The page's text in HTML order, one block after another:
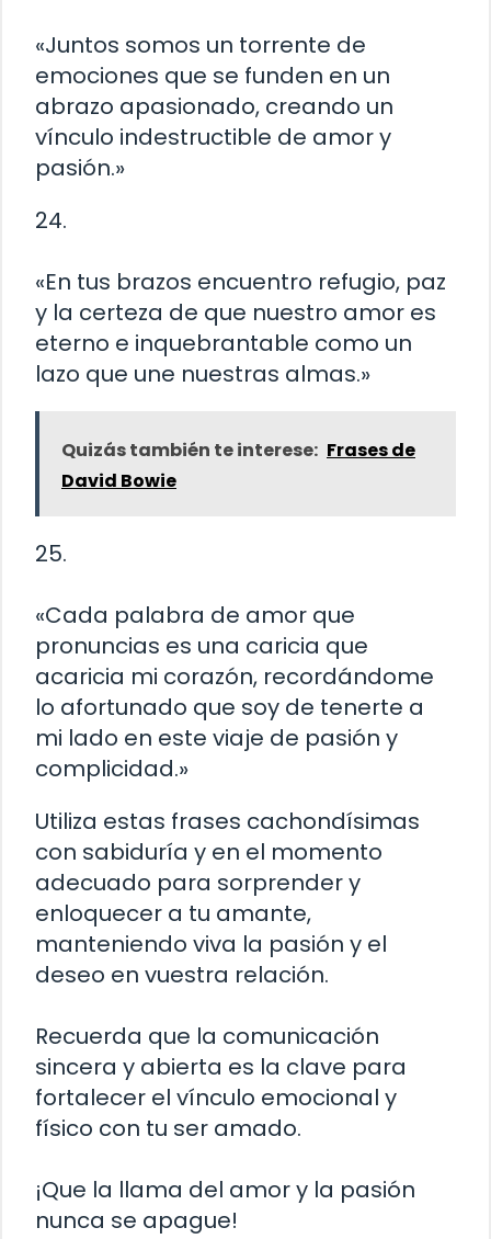
«Juntos somos un torrente de
emociones que se funden en un
abrazo apasionado, creando un
vínculo indestructible de amor y
pasión.»
24.
«En tus brazos encuentro refugio, paz
y la certeza de que nuestro amor es
eterno e inquebrantable como un
lazo que une nuestras almas.»
Quizás también te interese: Frases de
David Bowie
25.
«Cada palabra de amor que
pronuncias es una caricia que
acaricia mi corazón, recordándome
lo afortunado que soy de tenerte a
mi lado en este viaje de pasión y
complicidad.»
Utiliza estas frases cachondísimas
con sabiduría y en el momento
adecuado para sorprender y
enloquecer a tu amante,
manteniendo viva la pasión y el
deseo en vuestra relación.
Recuerda que la comunicación
sincera y abierta es la clave para
fortalecer el vínculo emocional y
físico con tu ser amado.
¡Que la llama del amor y la pasión
nunca se apague!